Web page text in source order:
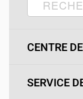
CENTRE
SERVICE